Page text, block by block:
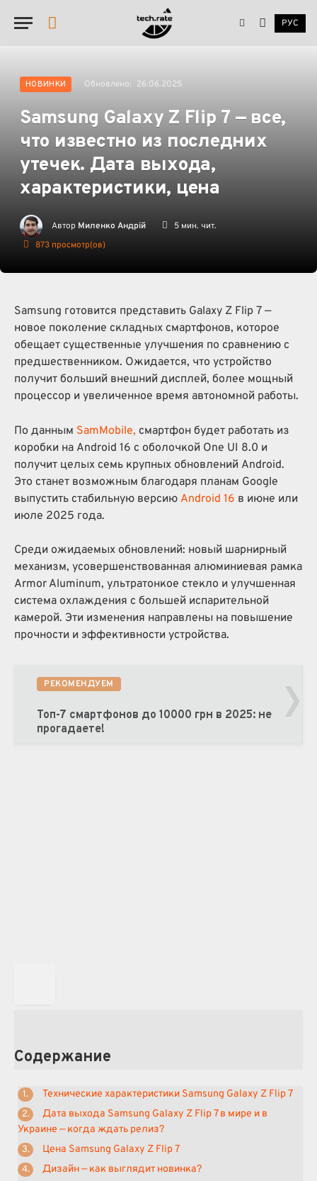
YouTube
РУС
НОВИНКИ Обновлено: 26.06.2025
Samsung Galaxy Z Flip 7 — все,
что известно из последних
утечек. Дата выхода,
характеристики, цена
Автор Миленко Андрій
5 мин. чит.
873 просмотр(ов)
Samsung готовится представить Galaxy Z Flip 7 —
новое поколение складных смартфонов, которое
обещает существенные улучшения по сравнению с
предшественником. Ожидается, что устройство
получит больший внешний дисплей, более мощный
процессор и увеличенное время автономной работы.
По данным SamMobile, смартфон будет работать из
коробки на Android 16 с оболочкой One UI 8.0 и
получит целых семь крупных обновлений Android.
Это станет возможным благодаря планам Google
выпустить стабильную версию Android 16 в июне или
июле 2025 года.
Среди ожидаемых обновлений: новый шарнирный
механизм, усовершенствованная алюминиевая рамка
Armor Aluminum, ультратонкое стекло и улучшенная
система охлаждения с большей испарительной
камерой. Эти изменения направлены на повышение
прочности и эффективности устройства.
РЕКОМЕНДУЕМ
Топ-7 смартфонов до 10000 грн в 2025: не
прогадаете!
›
Содержание
Технические характеристики Samsung Galaxy Z Flip 7
Дата выхода Samsung Galaxy Z Flip 7 в мире и в
Украине — когда ждать релиз?
Цена Samsung Galaxy Z Flip 7
Дизайн — как выглядит новинка?